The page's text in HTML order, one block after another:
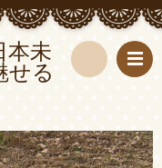
本未
せる
索